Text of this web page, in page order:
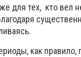
для тех, кто вел
как